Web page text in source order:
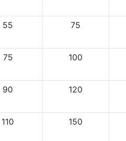
55 75
75 100
90 120
110 150